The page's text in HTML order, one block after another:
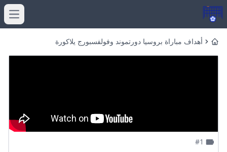
Homeأهداف مباراة بروسيا دورتموند وفولفسبورج يلاكورة